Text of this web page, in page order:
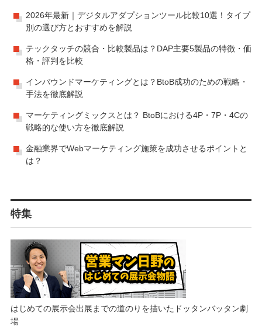
2026年最新｜デジタルアダプションツール比較10選！タイプ
別の選び方とおすすめを解説
テックタッチの競合・比較製品は？DAP主要5製品の特徴・価
格・評判を比較
インバウンドマーケティングとは？BtoB成功のための戦略・
手法を徹底解説
マーケティングミックスとは？ BtoBにおける4P・7P・4Cの
戦略的な使い方を徹底解説
金融業界でWebマーケティング施策を成功させるポイントと
は？
特集
はじめての展示会出展までの道のりを描いたドッタンバッタン劇
場